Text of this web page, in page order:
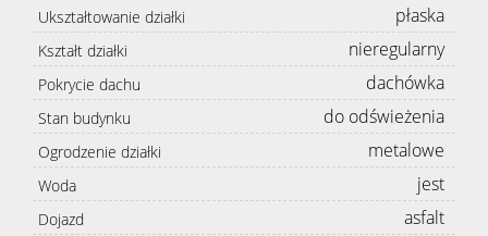
Ukształtowanie działki płaska
Kształt działki nieregularny
Pokrycie dachu dachówka
Stan budynku do odświeżenia
Ogrodzenie działki metalowe
Woda jest
Dojazd asfalt